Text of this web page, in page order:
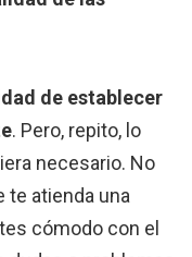
de establecer
. Pero, repito, lo
necesario. No
te atienda una
cómodo con el